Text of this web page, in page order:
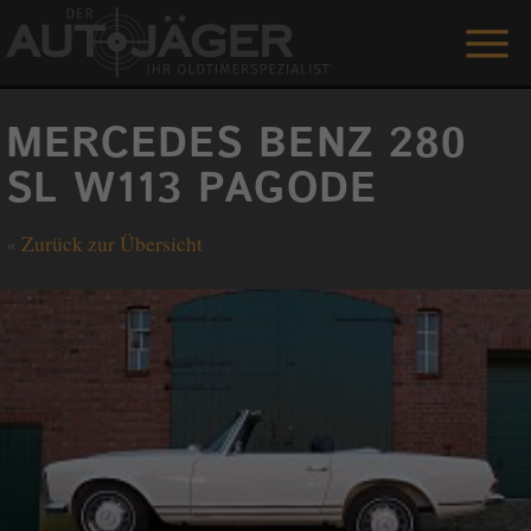
ANGEBOTE
LEISTUNGEN
REFERENZEN
DER AUTOJÄGER
ENGLISH
0 1515 / 466 66 80
MERCEDES BENZ 280
SL W113 PAGODE
« Zurück zur Übersicht